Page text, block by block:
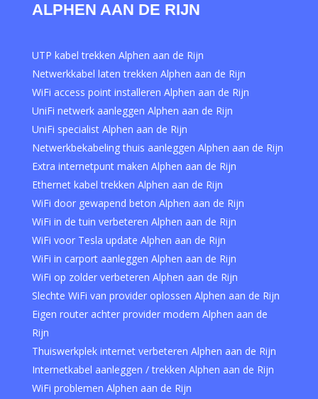
ALPHEN AAN DE RIJN
UTP kabel trekken Alphen aan de Rijn
Netwerkkabel laten trekken Alphen aan de Rijn
WiFi access point installeren Alphen aan de Rijn
UniFi netwerk aanleggen Alphen aan de Rijn
UniFi specialist Alphen aan de Rijn
Netwerkbekabeling thuis aanleggen Alphen aan de Rijn
Extra internetpunt maken Alphen aan de Rijn
Ethernet kabel trekken Alphen aan de Rijn
WiFi door gewapend beton Alphen aan de Rijn
WiFi in de tuin verbeteren Alphen aan de Rijn
WiFi voor Tesla update Alphen aan de Rijn
WiFi in carport aanleggen Alphen aan de Rijn
WiFi op zolder verbeteren Alphen aan de Rijn
Slechte WiFi van provider oplossen Alphen aan de Rijn
Eigen router achter provider modem Alphen aan de
Rijn
Thuiswerkplek internet verbeteren Alphen aan de Rijn
Internetkabel aanleggen / trekken Alphen aan de Rijn
WiFi problemen Alphen aan de Rijn